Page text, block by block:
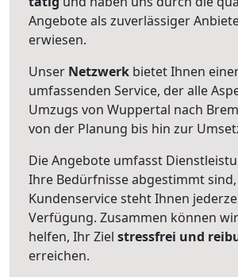
Angebote als zuverlässiger
erwiesen.
Unser Netzwerk bietet Ihnen
umfassenden Service, der alle
Umzugs von Wuppertal nach
von der Planung bis hin zur
Die Angebote umfasst
Ihre Bedürfnisse abgestimmt
Kundenservice steht Ihnen
Verfügung. Zusammen können
helfen, Ihr Ziel stressfrei und
erreichen.